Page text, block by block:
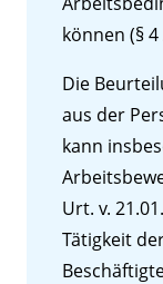
können (§
Die
aus der
kann
Urt. v.
Tätigkeit